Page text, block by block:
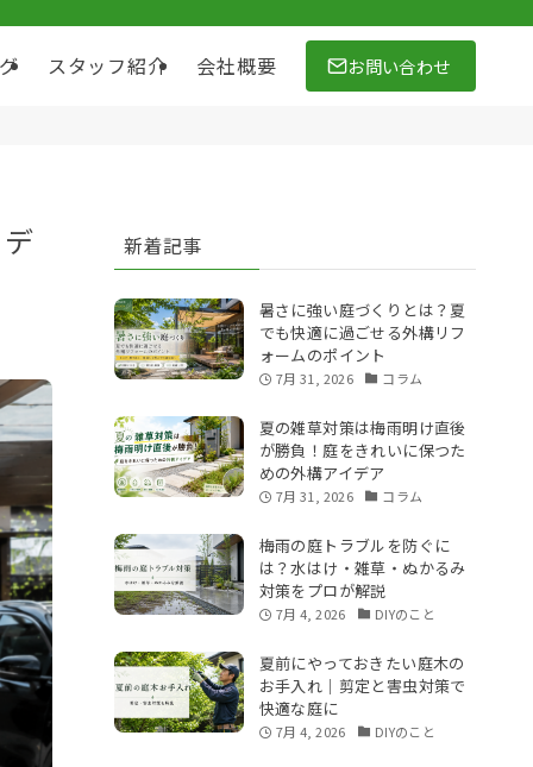
スタッフ紹介 会社概要 お問い合わせ
新着記事
暑さに強い庭づくりとは？夏
でも快適に過ごせる外構リフ
ォームのポイント
7月 31, 2026 コラム
夏の雑草対策は梅雨明け直後
が勝負！庭をきれいに保つた
めの外構アイデア
7月 31, 2026 コラム
梅雨の庭トラブルを防ぐに
は？水はけ・雑草・ぬかるみ
対策をプロが解説
7月 4, 2026 DIYのこと
夏前にやっておきたい庭木の
お手入れ｜剪定と害虫対策で
快適な庭に
7月 4, 2026 DIYのこと